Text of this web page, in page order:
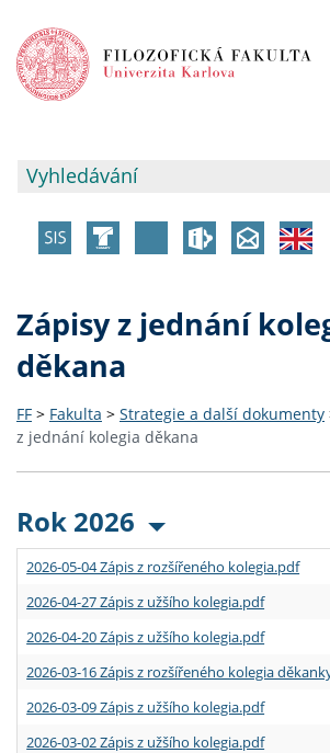
Zápisy z jednání
děkana
FF > Fakulta > Strategie a další dokumenty
z jednání kolegia děkana
Rok 2026
2026-05-04 Zápis z rozšířeného kolegia.pdf
2026-04-27 Zápis z užšího kolegia.pdf
2026-04-20 Zápis z užšího kolegia.pdf
2026-03-16 Zápis z rozšířeného kolegia
2026-03-09 Zápis z užšího kolegia.pdf
2026-03-02 Zápis z užšího kolegia.pdf